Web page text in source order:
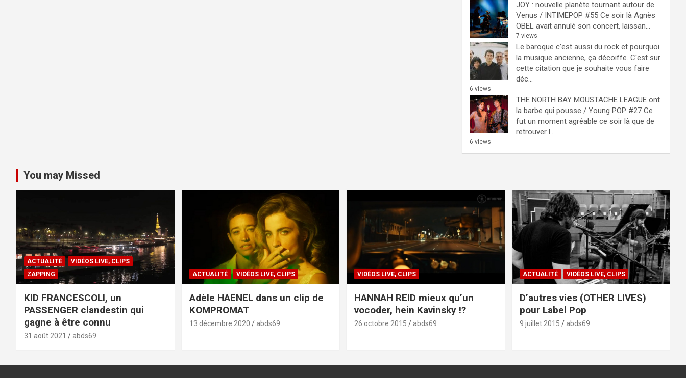
JOY : nouvelle planète tournant autour de
Venus / INTIMEPOP #55 Ce soir là Agnès
OBEL avait annulé son concert, laissan...
7 views
Le baroque c’est aussi du rock et pourquoi
la musique ancienne, ça décoiffe. C'est sur
cette citation que je souhaite vous faire
déc...
6 views
THE NORTH BAY MOUSTACHE LEAGUE ont
la barbe qui pousse / Young POP #27 Ce
fut un moment agréable ce soir là que de
retrouver l...
6 views
You may Missed
ACTUALITÉ
VIDÉOS LIVE, CLIPS
ZAPPING
KID FRANCESCOLI, un
PASSENGER clandestin qui
gagne à être connu
31 août 2021 abds69
ACTUALITÉ VIDÉOS LIVE, CLIPS
Adèle HAENEL dans un clip de
KOMPROMAT
13 décembre 2020 abds69
VIDÉOS LIVE, CLIPS
HANNAH REID mieux qu’un
vocoder, hein Kavinsky !?
26 octobre 2015 abds69
ACTUALITÉ VIDÉOS LIVE, CLIPS
D’autres vies (OTHER LIVES)
pour Label Pop
9 juillet 2015 abds69